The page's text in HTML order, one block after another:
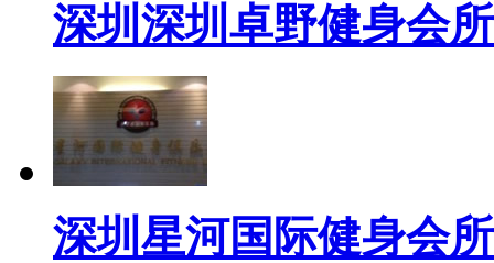
深圳深圳卓野健身会
深圳星河国际健身会